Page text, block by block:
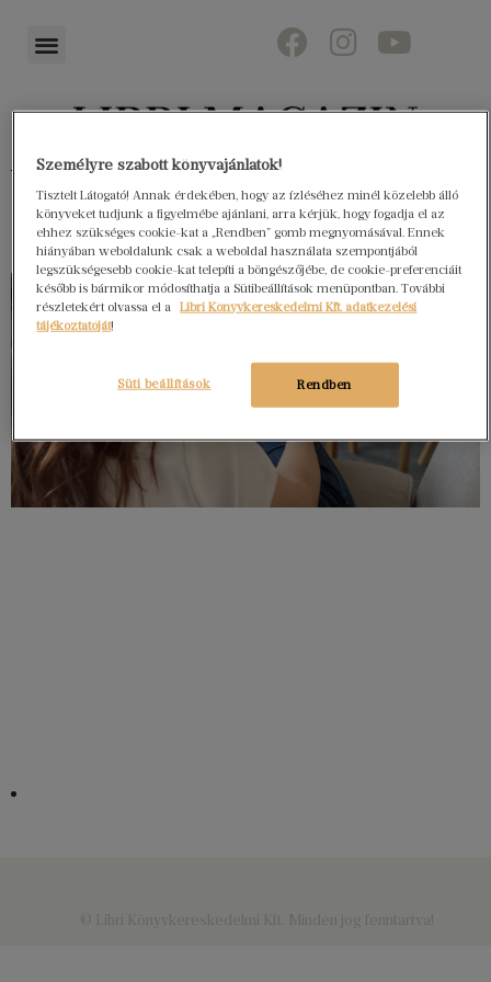
Könyvektől az olvasókig
Személyre szabott könyvajánlatok!
Tisztelt Látogató! Annak érdekében, hogy az ízléséhez minél közelebb álló
könyveket tudjunk a figyelmébe ajánlani, arra kérjük, hogy fogadja el az
ehhez szükséges cookie-kat a „Rendben” gomb megnyomásával. Ennek
hiányában weboldalunk csak a weboldal használata szempontjából
legszükségesebb cookie-kat telepíti a böngészőjébe, de cookie-preferenciáit
később is bármikor módosíthatja a Sütibeállítások menüpontban. További
részletekért olvassa el a
Libri Könyvkereskedelmi Kft. adatkezelési
tájékoztatóját!
Rendben
Süti beállítások